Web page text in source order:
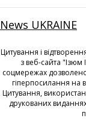
News UKRAINE
Цитування і
з веб-сайта "Ізюм
соцмережах
гіперпосилання на
Цитування,
друкованих